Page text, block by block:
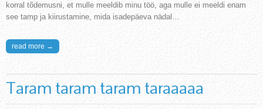
korral tõdemusni, et mulle meeldib minu töö, aga mulle ei meeldi enam
see tamp ja kiirustamine, mida isadepäeva nädal…
read more →
Taram taram taram taraaaaa